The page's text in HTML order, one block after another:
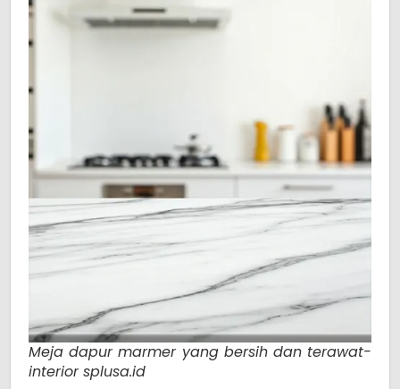
Meja dapur marmer yang bersih dan terawat-
interior splusa.id